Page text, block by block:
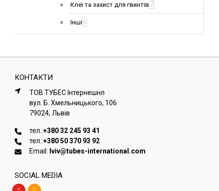
Клеї та захист для гвинтів 7
Інші6
КОНТАКТИ
ТОВ ТУБЕС Iнтернешнл
вул. Б. Хмельницького, 106
79024, Львiв
тел.:+380 32 245 93 41
тел.:+380 50 370 93 92
Email: lviv@tubes-international.com
SOCIAL MEDIA